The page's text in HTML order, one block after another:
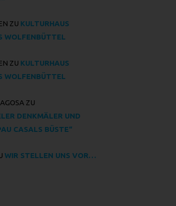
ZU KULTURHAUS
WOLFENBÜTTEL
ZU KULTURHAUS
WOLFENBÜTTEL
ZU
DENKMÄLER UND
CASALS BÜSTE“
WIR STELLEN UNS VOR…